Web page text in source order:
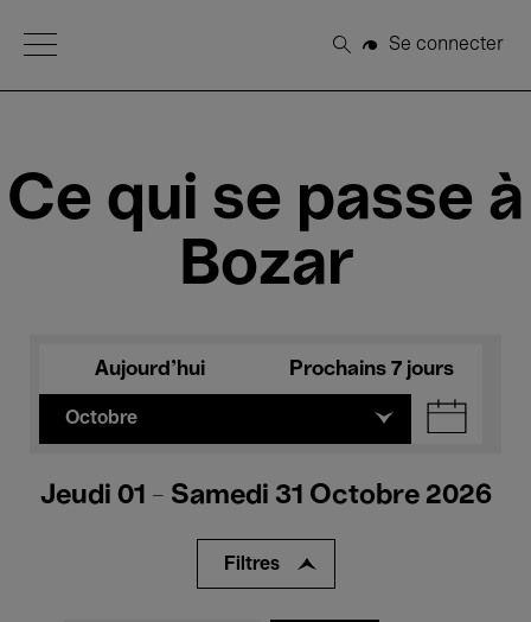
Open Menu
Rechercher
Se connecter
Ce qui se passe à
Bozar
Aujourd'hui Prochains 7 jours
Octobre
Jeudi 01 - Samedi 31 Octobre 2026
Filtres